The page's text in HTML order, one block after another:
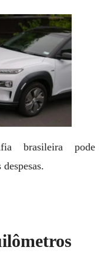
brasileira pode